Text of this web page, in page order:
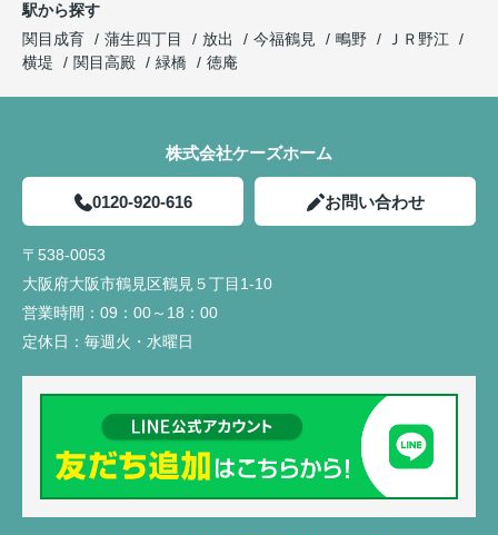
駅から探す
関目成育
蒲生四丁目 放出 今福鶴見 鴫野
ＪＲ野江
横堤
関目高殿 緑橋 徳庵
株式会社ケーズホーム
0120-920-616 お問い合わせ
〒538-0053
大阪府大阪市鶴見区鶴見５丁目1-10
営業時間： 09：00～18：00
定休日： 毎週火・水曜日